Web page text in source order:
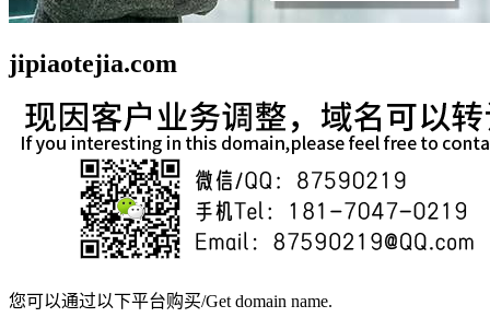
jipiaotejia.com
您可以通过以下平台购买/Get domain name.